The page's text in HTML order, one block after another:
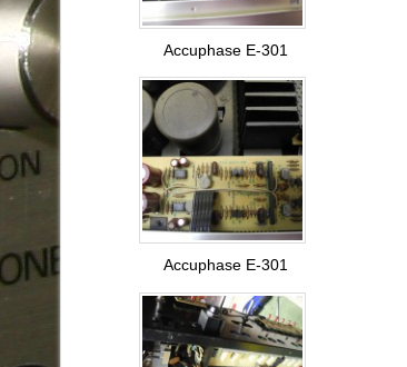
Accuphase E-301
Accuphase E-301